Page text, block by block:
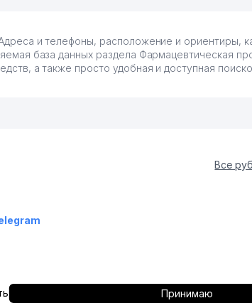
и телефоны, расположение и ориентиры,
база данных раздела Фармацевтическая
а также просто удобная и доступная
Все
администрацииCopyright © Yellow Pages
Принимаю